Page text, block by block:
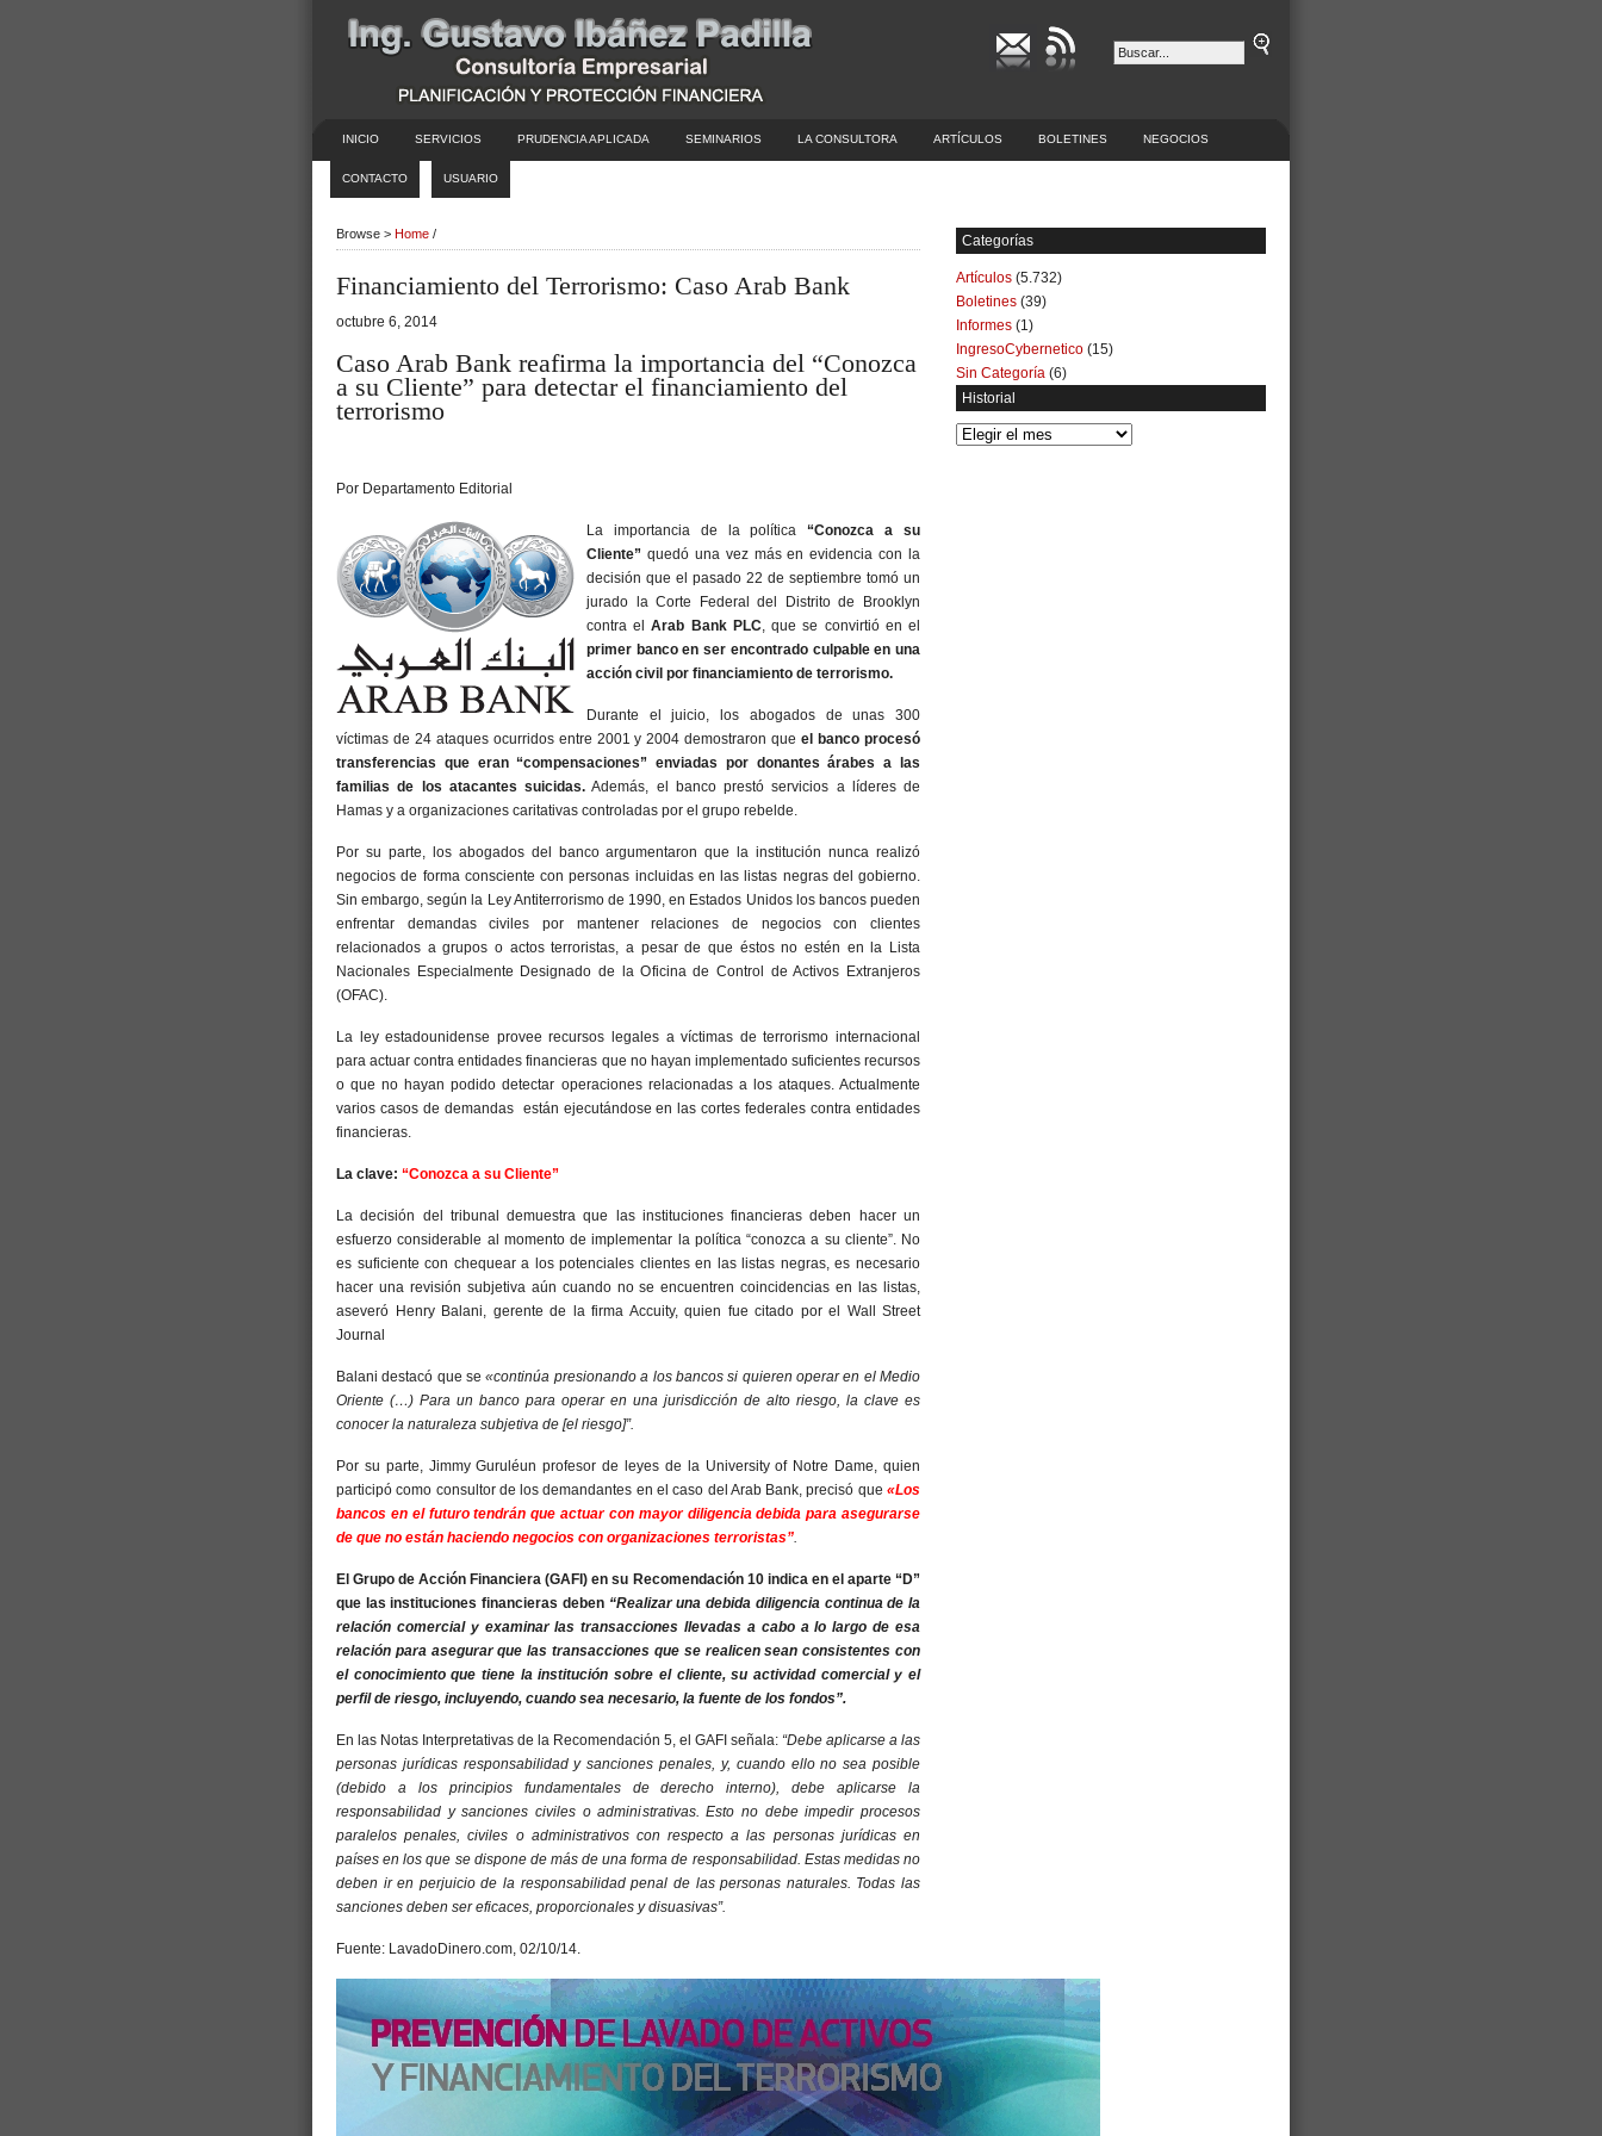
INICIO SERVICIOS PRUDENCIA APLICADA SEMINARIOS LA CONSULTORA ARTÍCULOS BOLETINES NEGOCIOS
CONTACTO USUARIO
Browse > Home /
Financiamiento del Terrorismo: Caso Arab Bank
octubre 6, 2014
Caso Arab Bank reafirma la importancia del “Conozca
a su Cliente” para detectar el financiamiento del
terrorismo
Por Departamento Editorial
La importancia de la política“Conozca a su
Cliente” quedó una vez más en evidencia con la
decisión que el pasado 22 de septiembre tomó un
jurado la Corte Federal del Distrito de Brooklyn
contra elArab Bank PLC, que se convirtió en el
primer banco en ser encontrado culpable en una
acción civil por financiamiento de terrorismo.
Durante el juicio, los abogados de unas 300
víctimas de 24 ataques ocurridos entre 2001 y 2004 demostraron queel banco procesó
transferencias que eran “compensaciones” enviadas por donantes árabes a las
familias de los atacantes suicidas. Además, el banco prestó servicios a líderes de
Hamas y a organizaciones caritativas controladas por el grupo rebelde.
Por su parte, los abogados del banco argumentaron que la institución nunca realizó
negocios de forma consciente con personas incluidas en las listas negras del gobierno.
Sin embargo, según la Ley Antiterrorismo de 1990, en Estados Unidos los bancos pueden
enfrentar demandas civiles por mantener relaciones de negocios con clientes
relacionados a grupos o actos terroristas, a pesar de que éstos no estén en la Lista
Nacionales Especialmente Designado de la Oficina de Control de Activos Extranjeros
(OFAC).
La ley estadounidense provee recursos legales a víctimas de terrorismo internacional
para actuar contra entidades financieras que no hayan implementado suficientes recursos
o que no hayan podido detectar operaciones relacionadas a los ataques. Actualmente
varios casos de demandas están ejecutándose en las cortes federales contra entidades
financieras.
La clave: “Conozca a su Cliente”
La decisión del tribunal demuestra que las instituciones financieras deben hacer un
esfuerzo considerable al momento de implementar la política “conozca a su cliente”. No
es suficiente con chequear a los potenciales clientes en las listas negras, es necesario
hacer una revisión subjetiva aún cuando no se encuentren coincidencias en las listas,
aseveró Henry Balani, gerente de la firma Accuity, quien fue citado por el Wall Street
Journal
Balani destacó que se«continúa presionando a los bancos si quieren operar en el Medio
Oriente (…) Para un banco para operar en una jurisdicción de alto riesgo, la clave es
conocer la naturaleza subjetiva de [el riesgo]”.
Por su parte, Jimmy Guruléun profesor de leyes de la University of Notre Dame, quien
participó como consultor de los demandantes en el caso del Arab Bank, precisó que «Los
bancos en el futuro tendrán que actuar con mayor diligencia debida para asegurarse
de que no están haciendo negocios con organizaciones terroristas”.
El Grupo de Acción Financiera (GAFI) en su Recomendación 10 indica en el aparte “D”
que las instituciones financieras deben “Realizar una debida diligencia continua de la
relación comercial y examinar las transacciones llevadas a cabo a lo largo de esa
relación para asegurar que las transacciones que se realicen sean consistentes con
el conocimiento que tiene la institución sobre el cliente, su actividad comercial y el
perfil de riesgo, incluyendo, cuando sea necesario, la fuente de los fondos”.
En las Notas Interpretativas de la Recomendación 5, el GAFI señala: “Debe aplicarse a las
personas jurídicas responsabilidad y sanciones penales, y, cuando ello no sea posible
(debido a los principios fundamentales de derecho interno), debe aplicarse la
responsabilidad y sanciones civiles o administrativas. Esto no debe impedir procesos
paralelos penales, civiles o administrativos con respecto a las personas jurídicas en
países en los que se dispone de más de una forma de responsabilidad. Estas medidas no
deben ir en perjuicio de la responsabilidad penal de las personas naturales. Todas las
sanciones deben ser eficaces, proporcionales y disuasivas”.
Fuente: LavadoDinero.com, 02/10/14.
Categorías
Artículos (5.732)
Boletines (39)
Informes (1)
IngresoCybernetico (15)
Sin Categoría (6)
Historial
Historial